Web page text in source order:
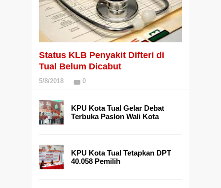
Status KLB Penyakit Difteri di
Tual Belum Dicabut
5/8/2018 0
KPU Kota Tual Gelar Debat
Terbuka Paslon Wali Kota
KPU Kota Tual Tetapkan DPT
40.058 Pemilih